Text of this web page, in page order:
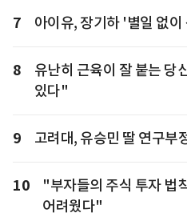
7 아이유, 장기하 '별일 없
8
유난히 근육이 잘 붙는 당
있다"
9 고려대, 유승민 딸 연구
10
"부자들의 주식 투자 법
어려웠다"